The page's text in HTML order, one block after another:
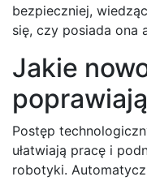
bezpieczniej,
się, czy posiada ona
Jakie
Postęp
ułatwiają pracę i
robotyki.